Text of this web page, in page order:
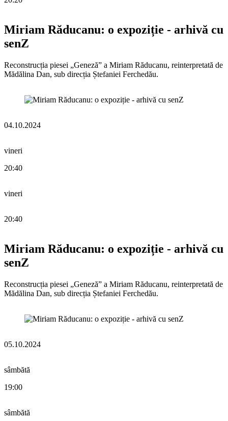
Miriam Răducanu: o expoziție - arhivă cu
senZ
Reconstrucția piesei „Geneză” a Miriam Răducanu, reinterpretată de
Mădălina Dan, sub direcția Ștefaniei Ferchedău.
04.10.2024
vineri
20:40
vineri
20:40
Miriam Răducanu: o expoziție - arhivă cu
senZ
Reconstrucția piesei „Geneză” a Miriam Răducanu, reinterpretată de
Mădălina Dan, sub direcția Ștefaniei Ferchedău.
05.10.2024
sâmbătă
19:00
sâmbătă